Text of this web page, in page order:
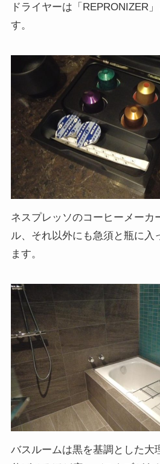
ドライヤーは「REPRONIZER
す。
ネスプレッソのコーヒーメーカ
ル、それ以外にも急須と瓶に入
ます。
バスルームは黒を基調とした大